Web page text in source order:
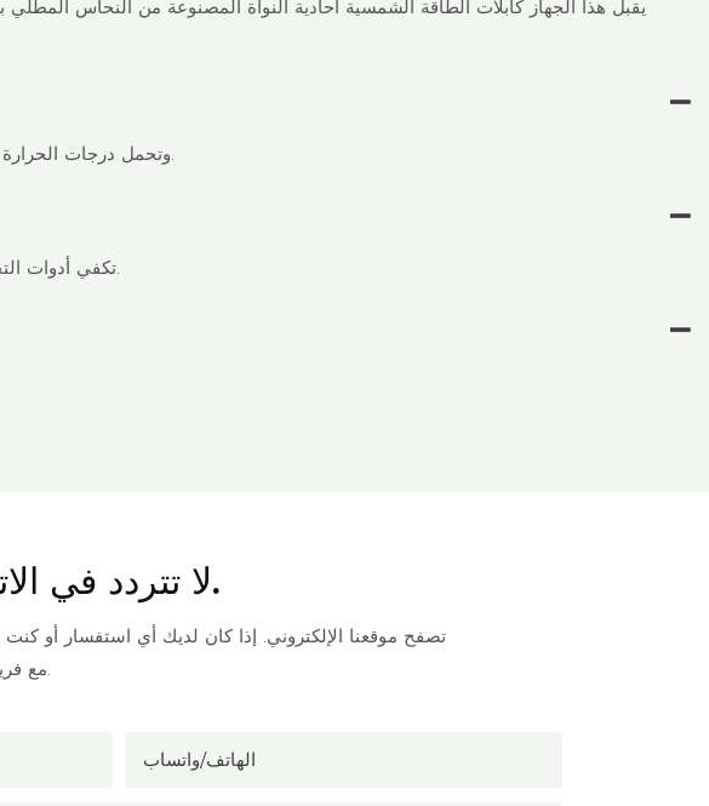
لا تتردد في الاتصال بنا لطرح أي أسئلة لديك.
تصفح موقعنا الإلكتروني. إذا كان لديك أي استفسار أو
مع فريقنا، فنحن سعداء بتقديم المساعدة.
الهاتف/واتساب